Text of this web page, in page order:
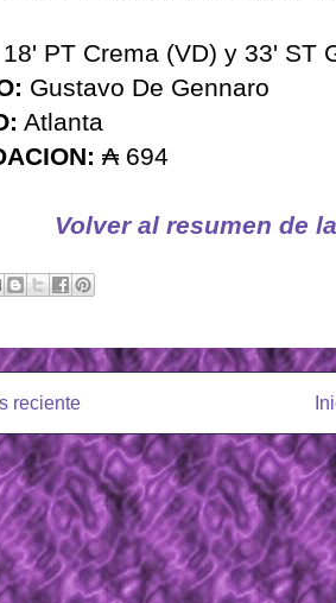
18' PT Crema (VD) y 33' ST
Gustavo De Gennaro
Atlanta
₳ 694
Volver al resumen de
reciente